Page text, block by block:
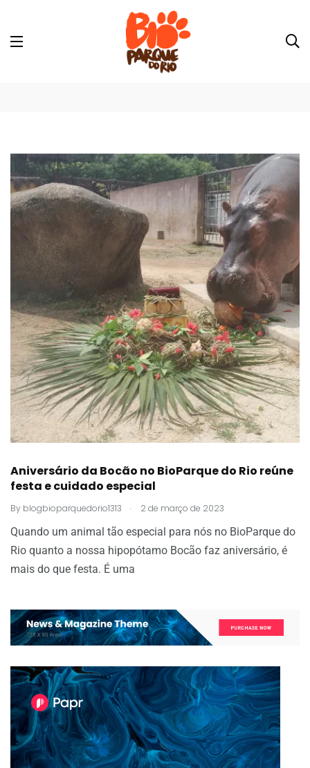
enriquecimento ambiental
Aniversário da Bocão no BioParque do Rio reúne
festa e cuidado especial
By blogbioparquedorio1313 . 2 de março de 2023
Quando um animal tão especial para nós no BioParque do
Rio quanto a nossa hipopótamo Bocão faz aniversário, é
mais do que festa. É uma